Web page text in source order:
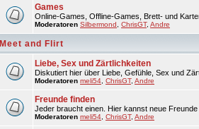
Games
Online-Games, Offline-Games, Brett- und
Moderatoren Silbermond ChrisGT, Andre
Meet and Flirt
Liebe, Sex und Zärtlichkeiten
Diskutiert hier über Liebe, Gefühle, Sex und
Moderatoren meli54 ChrisGT, Andre
Freunde finden
Jeder braucht einen. Hier kannst neue Freunde
Moderatoren meli54 ChrisGT, Andre